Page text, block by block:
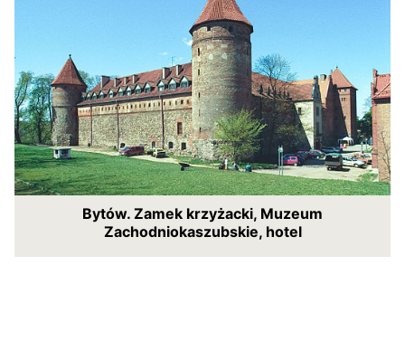
Bytów. Zamek krzyżacki, Muzeum
Zachodniokaszubskie, hotel